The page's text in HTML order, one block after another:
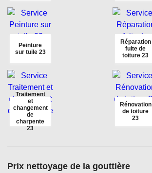
Peinture
sur tuile 23
Réparation
fuite de
toiture 23
Traitement
et
changement
de
charpente
23
Rénovation
de toiture
23
Prix nettoyage de la gouttière